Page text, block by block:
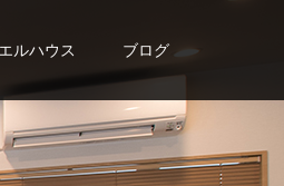
ルハウス ブログ